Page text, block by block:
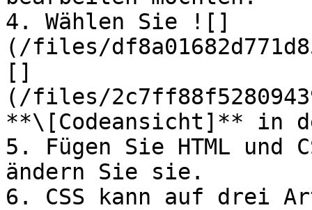
4. Wählen Sie ![]
(/files/
[]
(/files/
**\[Codeansicht]** in
5. Fügen Sie HTML und
ändern Sie sie.
6. CSS kann auf drei